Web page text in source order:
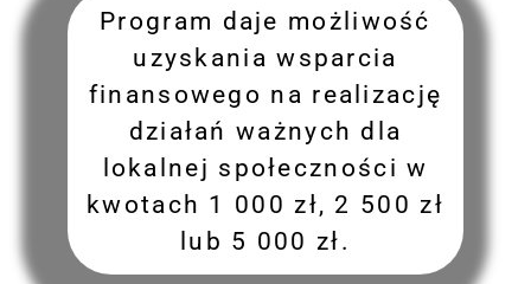
Program daje możliwość
uzyskania wsparcia
finansowego na realizację
działań ważnych dla
lokalnej społeczności w
kwotach 1 000 zł, 2 500 zł
lub 5 000 zł.